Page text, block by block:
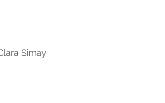
Clara Simay